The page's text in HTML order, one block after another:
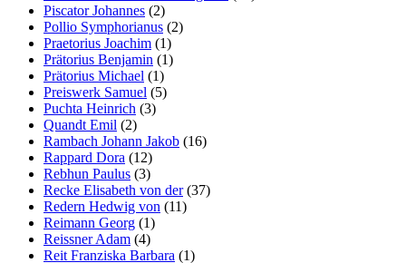
Piscator Johannes (2)
Pollio Symphorianus (2)
Praetorius Joachim (1)
Prätorius Benjamin (1)
Prätorius Michael (1)
Preiswerk Samuel (5)
Puchta Heinrich (3)
Quandt Emil (2)
Rambach Johann Jakob (16)
Rappard Dora (12)
Rebhun Paulus (3)
Recke Elisabeth von der(37)
Redern Hedwig von (11)
Reimann Georg (1)
Reissner Adam (4)
Reit Franziska Barbara (1)